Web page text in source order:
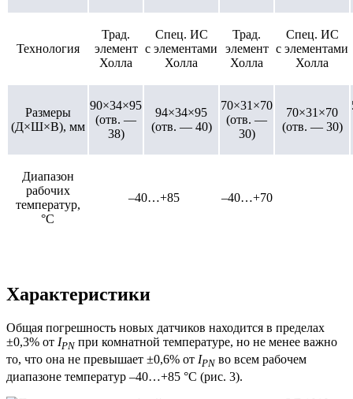
Технология
Трад.
элемент
Холла
Спец. ИС
с элементами
Холла
Трад.
элемент
Холла
Спец. ИС
с элементами
Холла
Размеры
(Д×Ш×В), мм
90×34×95
(отв. —
38)
94×34×95
(отв. — 40)
70×31×70
(отв. —
30)
70×31×70
(отв. — 30)
Диапазон
рабочих
температур,
°C
–40…+85 –40…+70
Характеристики
Общая погрешность новых датчиков находится в пределах
±0,3% от IPN при комнатной температуре, но не менее важно
то, что она не превышает ±0,6% от IPN во всем рабочем
диапазоне температур –40…+85 °C (рис. 3).